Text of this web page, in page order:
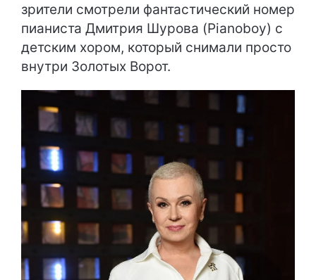
зрители смотрели фантастический номер
пианиста Дмитрия Шурова (Pianoboy) с
детским хором, который снимали просто
внутри Золотых Ворот.